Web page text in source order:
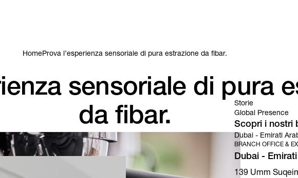
Storie
Global Presence
Scopri i nostri
Dubai - Emirati
BRANCH OFFICE &
Dubai -
139 Umm
HomeProva l’esperienza sensoriale di pura estrazione da fibar.
sensoriale di pura
da fibar.